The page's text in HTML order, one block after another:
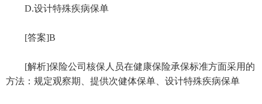
D.设计特殊疾病保单
[答案]B
[解析]保险公司核保人员在健康保险承保标准方面采用的
方法：规定观察期、提供次健体保单、设计特殊疾病保单